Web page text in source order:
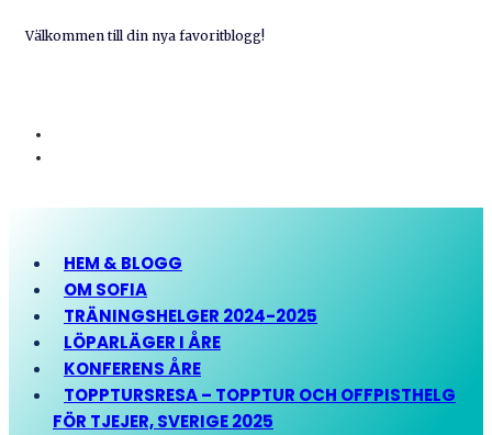
Välkommen till din nya favoritblogg!
HEM & BLOGG
OM SOFIA
TRÄNINGSHELGER 2024-2025
LÖPARLÄGER I ÅRE
KONFERENS ÅRE
TOPPTURSRESA – TOPPTUR OCH OFFPISTHELG
FÖR TJEJER, SVERIGE 2025